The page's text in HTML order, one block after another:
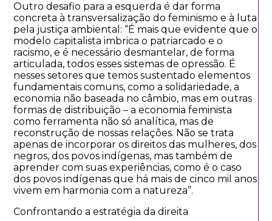
Outro desafio para a esquerda é dar forma
concreta à transversalização do feminismo e à luta
pela justiça ambiental: “É mais que evidente que o
modelo capitalista imbrica o patriarcado e o
racismo, e é necessário desmantelar, de forma
articulada, todos esses sistemas de opressão. É
nesses setores que temos sustentado elementos
fundamentais comuns, como a solidariedade, a
economia não baseada no câmbio, mas em outras
formas de distribuição – a economia feminista
como ferramenta não só analítica, mas de
reconstrução de nossas relações. Não se trata
apenas de incorporar os direitos das mulheres, dos
negros, dos povos indígenas, mas também de
aprender com suas experiências, como é o caso
dos povos indígenas que há mais de cinco mil anos
vivem em harmonia com a natureza”.
Confrontando a estratégia da direita